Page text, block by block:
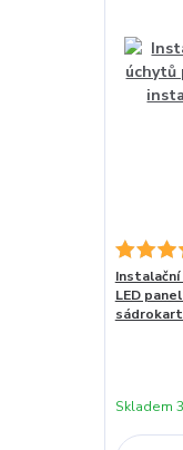
Instalační
LED
Skladem